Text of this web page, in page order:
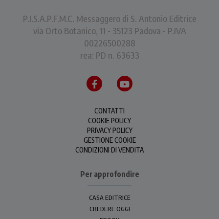
P.I.S.A.P.F.M.C. Messaggero di S. Antonio Editrice
via Orto Botanico, 11 - 35123 Padova - P.IVA
00226500288
rea: PD n. 63633
CONTATTI
COOKIE POLICY
PRIVACY POLICY
GESTIONE COOKIE
CONDIZIONI DI VENDITA
Per approfondire
CASA EDITRICE
CREDERE OGGI